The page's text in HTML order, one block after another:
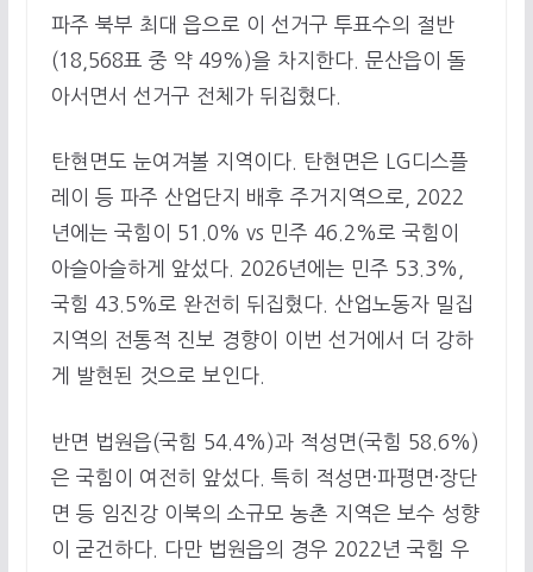
파주 북부 최대 읍으로 이 선거구 투표수의 절반
(18,568표 중 약 49%)을 차지한다. 문산읍이 돌
아서면서 선거구 전체가 뒤집혔다.
탄현면도 눈여겨볼 지역이다. 탄현면은 LG디스플
레이 등 파주 산업단지 배후 주거지역으로, 2022
년에는 국힘이 51.0% vs 민주 46.2%로 국힘이
아슬아슬하게 앞섰다. 2026년에는 민주 53.3%,
국힘 43.5%로 완전히 뒤집혔다. 산업노동자 밀집
지역의 전통적 진보 경향이 이번 선거에서 더 강하
게 발현된 것으로 보인다.
반면 법원읍(국힘 54.4%)과 적성면(국힘 58.6%)
은 국힘이 여전히 앞섰다. 특히 적성면·파평면·장단
면 등 임진강 이북의 소규모 농촌 지역은 보수 성향
이 굳건하다. 다만 법원읍의 경우 2022년 국힘 우